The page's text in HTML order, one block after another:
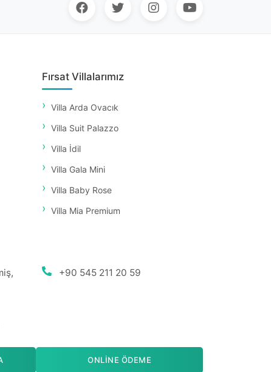
Fırsat Villalarımız
Villa Arda Ovacık
Villa Suit Palazzo
Villa İdil
Villa Gala Mini
Villa Baby Rose
Villa Mia Premium
+90 545 211 20 59
ONLINE ÖDEME